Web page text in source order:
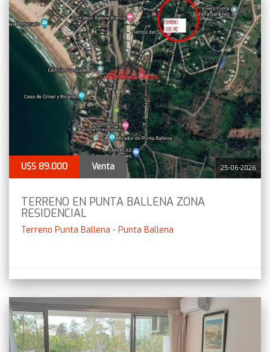
25-06-2026
U$S 89.000 Venta
TERRENO EN PUNTA BALLENA ZONA
RESIDENCIAL
Terreno Punta Ballena - Punta Ballena